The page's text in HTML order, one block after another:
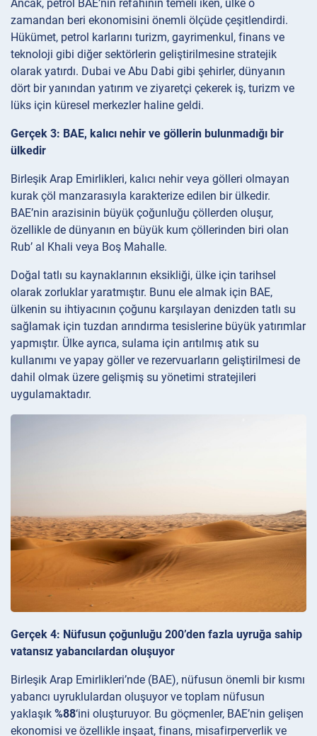
Ancak, petrol BAE’nin refahının temeli iken, ülke o
zamandan beri ekonomisini önemli ölçüde çeşitlendirdi.
Hükümet, petrol karlarını turizm, gayrimenkul, finans ve
teknoloji gibi diğer sektörlerin geliştirilmesine stratejik
olarak yatırdı. Dubai ve Abu Dabi gibi şehirler, dünyanın
dört bir yanından yatırım ve ziyaretçi çekerek iş, turizm ve
lüks için küresel merkezler haline geldi.
Gerçek 3: BAE, kalıcı nehir ve göllerin bulunmadığı bir
ülkedir
Birleşik Arap Emirlikleri, kalıcı nehir veya gölleri olmayan
kurak çöl manzarasıyla karakterize edilen bir ülkedir.
BAE’nin arazisinin büyük çoğunluğu çöllerden oluşur,
özellikle de dünyanın en büyük kum çöllerinden biri olan
Rub’ al Khali veya Boş Mahalle.
Doğal tatlı su kaynaklarının eksikliği, ülke için tarihsel
olarak zorluklar yaratmıştır. Bunu ele almak için BAE,
ülkenin su ihtiyacının çoğunu karşılayan denizden tatlı su
sağlamak için tuzdan arındırma tesislerine büyük yatırımlar
yapmıştır. Ülke ayrıca, sulama için arıtılmış atık su
kullanımı ve yapay göller ve rezervuarların geliştirilmesi de
dahil olmak üzere gelişmiş su yönetimi stratejileri
uygulamaktadır.
Gerçek 4: Nüfusun çoğunluğu 200’den fazla uyruğa sahip
vatansız yabancılardan oluşuyor
Birleşik Arap Emirlikleri’nde (BAE), nüfusun önemli bir kısmı
yabancı uyruklulardan oluşuyor ve toplam nüfusun
yaklaşık %88‘ini oluşturuyor. Bu göçmenler, BAE’nin gelişen
ekonomisi ve özellikle inşaat, finans, misafirperverlik ve